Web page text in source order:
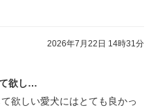
2026年7月22日 14時31分
欲し…
欲しい愛犬にはとても良かっ